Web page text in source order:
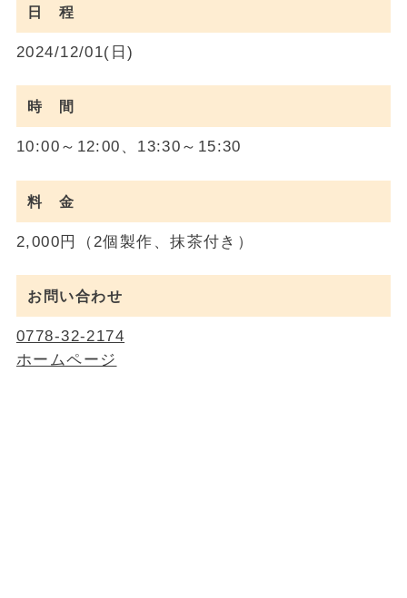
日 程
2024/12/01(日)
時 間
10:00～12:00、13:30～15:30
料 金
2,000円（2個製作、抹茶付き）
お問い合わせ
0778-32-2174
ホームページ